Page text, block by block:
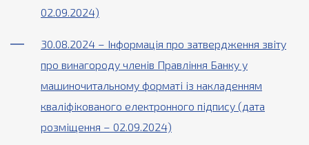
02.09.2024)
30.08.2024 – Інформація про затвердження звіту
про винагороду членів Правління Банку у
машиночитальному форматі із накладенням
кваліфікованого електронного підпису (дата
розміщення – 02.09.2024)